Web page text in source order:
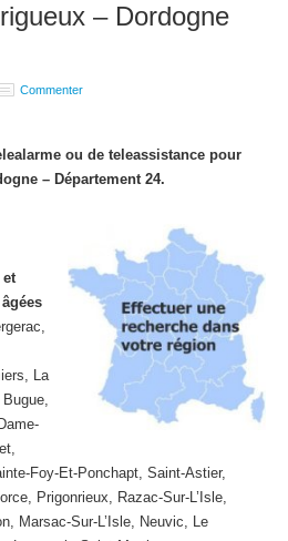
– Dordogne
Commenter
ou de teleassistance pour
– Département 24.
et
La
Foy-Et-Ponchapt, Saint-Astier,
Prigonrieux, Razac-Sur-L’Isle,
Marsac-Sur-L’Isle, Neuvic, Le